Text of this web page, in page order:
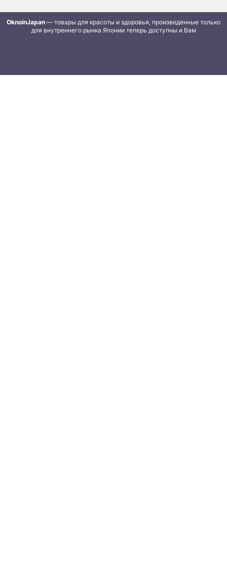
OknoinJapan — товары для красоты и здоровья, произведенные только
для внутреннего рынка Японии теперь доступны и Вам